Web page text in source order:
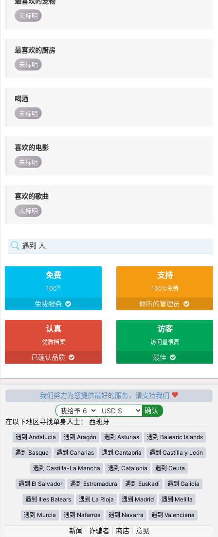
未标明
最喜欢的厨房
未标明
喝酒
未标明
喜欢的电影
未标明
喜欢的歌曲
未标明
遇到 人
免费
100%
免费服务
支持
100%免费
倾听的管理员
认真
优质档案
已确认品质
访客
访问量很高
最佳
我们努力为您提供最好的服务，请支持我们
在以下地区寻找单身人士： 西班牙
遇到 Andalucia 遇到 Aragón 遇到 Asturias 遇到 Balearic Islands
遇到 Basque 遇到 Canarias 遇到 Cantabria 遇到 Castilla y León
遇到 Castilla-La Mancha 遇到 Catalonia 遇到 Ceuta
遇到 El Salvador 遇到 Estremadura 遇到 Euskadi 遇到 Galicia
遇到 Illes Balears 遇到 La Rioja 遇到 Madrid 遇到 Melilla
遇到 Murcia 遇到 Nafarroa 遇到 Navarra 遇到 Valenciana
新闻 诈骗者| 商店| 意见